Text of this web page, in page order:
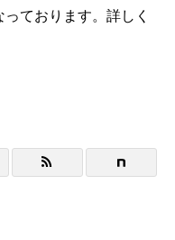
ております。詳しく